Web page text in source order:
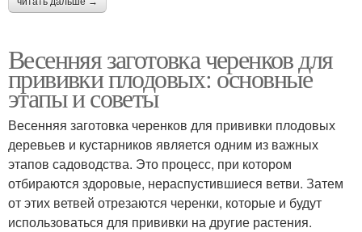
Весенняя заготовка черенков для
прививки плодовых: основные
этапы и советы
Весенняя заготовка черенков для прививки плодовых
деревьев и кустарников является одним из важных
этапов садоводства. Это процесс, при котором
отбираются здоровые, нераспустившиеся ветви. Затем
от этих ветвей отрезаются черенки, которые и будут
использоваться для прививки на другие растения.